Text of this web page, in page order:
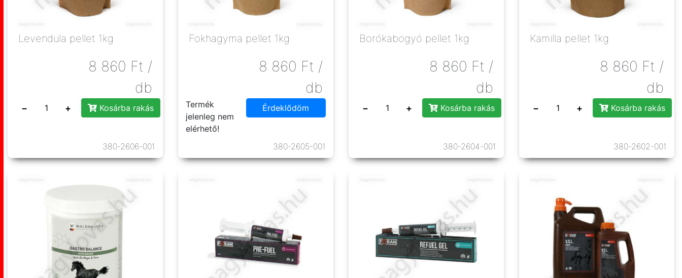
Levendula pellet 1kg
8 860 Ft /
db
− + Kosárba rakás
380-2606-001
Fokhagyma pellet 1kg
8 860 Ft /
db
Termék
jelenleg nem
elérhető!
Érdeklődöm
380-2605-001
Borókabogyó pellet 1kg
8 860 Ft /
db
− + Kosárba rakás
380-2604-001
Kamilla pellet 1kg
8 860 Ft /
db
− + Kosárba rakás
380-2602-001